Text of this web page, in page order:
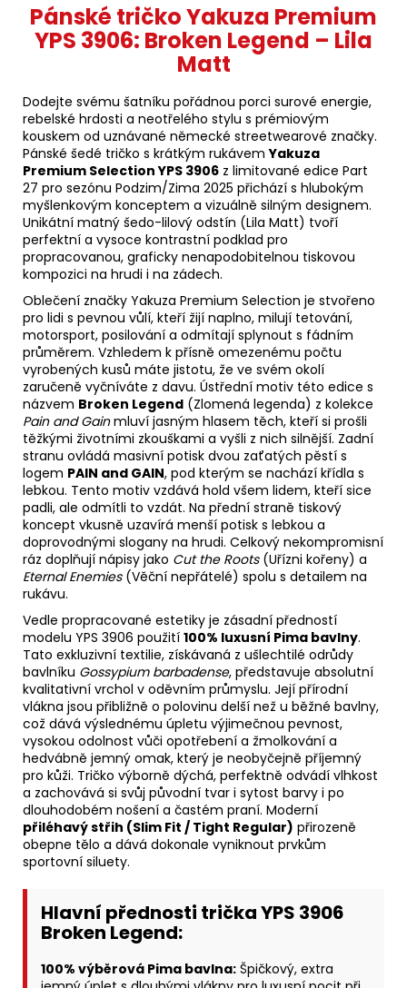
Pánské tričko Yakuza Premium
YPS 3906: Broken Legend – Lila
Matt
Dodejte svému šatníku pořádnou porci surové energie,
rebelské hrdosti a neotřelého stylu s prémiovým
kouskem od uznávané německé streetwearové značky.
Pánské šedé tričko s krátkým rukávemYakuza
Premium Selection YPS 3906 z limitované edice Part
27 pro sezónu Podzim/Zima 2025 přichází s hlubokým
myšlenkovým konceptem a vizuálně silným designem.
Unikátní matný šedo-lilový odstín (Lila Matt) tvoří
perfektní a vysoce kontrastní podklad pro
propracovanou, graficky nenapodobitelnou tiskovou
kompozici na hrudi i na zádech.
Oblečení značky Yakuza Premium Selection je stvořeno
pro lidi s pevnou vůlí, kteří žijí naplno, milují tetování,
motorsport, posilování a odmítají splynout s fádním
průměrem. Vzhledem k přísně omezenému počtu
vyrobených kusů máte jistotu, že ve svém okolí
zaručeně vyčníváte z davu. Ústřední motiv této edice s
názvem Broken Legend (Zlomená legenda) z kolekce
Pain and Gainmluví jasným hlasem těch, kteří si prošli
těžkými životními zkouškami a vyšli z nich silnější. Zadní
stranu ovládá masivní potisk dvou zaťatých pěstí s
logem PAIN and GAIN, pod kterým se nachází křídla s
lebkou. Tento motiv vzdává hold všem lidem, kteří sice
padli, ale odmítli to vzdát. Na přední straně tiskový
koncept vkusně uzavírá menší potisk s lebkou a
doprovodnými slogany na hrudi. Celkový nekompromisní
ráz doplňují nápisy jako Cut the Roots(Uřízni kořeny) a
Eternal Enemies(Věční nepřátelé) spolu s detailem na
rukávu.
Vedle propracované estetiky je zásadní předností
modelu YPS 3906 použití 100% luxusní Pima bavlny.
Tato exkluzivní textilie, získávaná z ušlechtilé odrůdy
bavlníku Gossypium barbadense, představuje absolutní
kvalitativní vrchol v oděvním průmyslu. Její přírodní
vlákna jsou přibližně o polovinu delší než u běžné bavlny,
což dává výslednému úpletu výjimečnou pevnost,
vysokou odolnost vůči opotřebení a žmolkování a
hedvábně jemný omak, který je neobyčejně příjemný
pro kůži. Tričko výborně dýchá, perfektně odvádí vlhkost
a zachovává si svůj původní tvar i sytost barvy i po
dlouhodobém nošení a častém praní. Moderní
přiléhavý střih (Slim Fit / Tight Regular) přirozeně
obepne tělo a dává dokonale vyniknout prvkům
sportovní siluety.
Hlavní přednosti trička YPS 3906
Broken Legend:
100% výběrová Pima bavlna: Špičkový, extra